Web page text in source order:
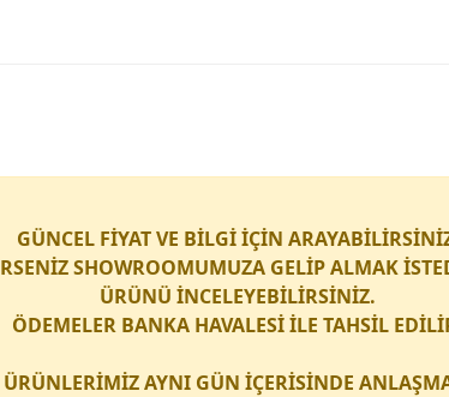
GÜNCEL FİYAT VE BİLGİ İÇİN
SHOWROOMUMUZA GELİP ALMAK
ÜRÜNÜ İNCELEYEBİLİRSİNİZ.
ÖDEMELER BANKA HAVALESİ İLE TAHSİL
ÜRÜNLERİMİZ AYNI GÜN İÇERİSİNDE